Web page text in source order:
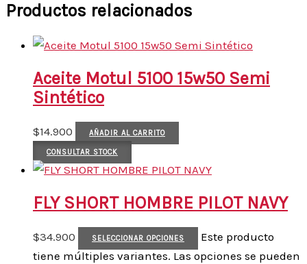
Productos relacionados
Aceite Motul 5100 15w50 Semi
Sintético
$14.900 AÑADIR AL CARRITO
CONSULTAR STOCK
FLY SHORT HOMBRE PILOT NAVY
$34.900 SELECCIONAR OPCIONES
Este producto
tiene múltiples variantes. Las opciones se pueden